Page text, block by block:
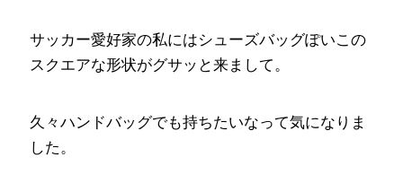
サッカー愛好家の私にはシューズバッグぽいこの
スクエアな形状がグサッと来まして。
久々ハンドバッグでも持ちたいなって気になりま
した。